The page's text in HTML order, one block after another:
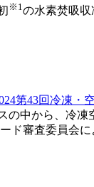
※1の水素焚吸収
第43回冷凍・
の中から、冷
ド審査委員会に